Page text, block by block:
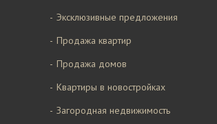
Эксклюзивные предложения
Продажа квартир
Продажа домов
Квартиры в новостройках
Загородная недвижимость